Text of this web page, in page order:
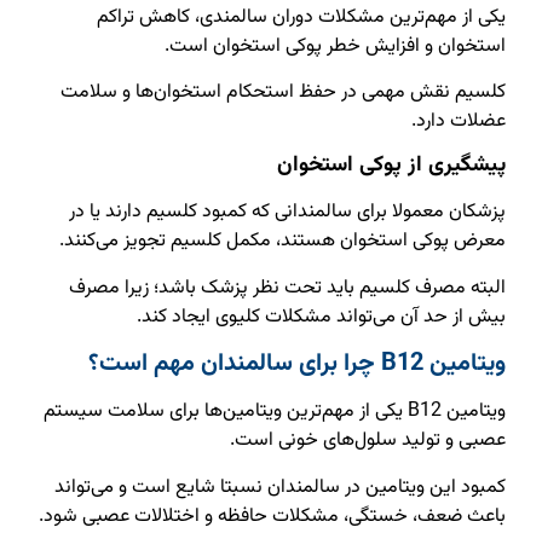
یکی از مهم‌ترین مشکلات دوران سالمندی، کاهش تراکم
استخوان و افزایش خطر پوکی استخوان است.
کلسیم نقش مهمی در حفظ استحکام استخوان‌ها و سلامت
عضلات دارد.
پیشگیری از پوکی استخوان
پزشکان معمولا برای سالمندانی که کمبود کلسیم دارند یا در
معرض پوکی استخوان هستند، مکمل کلسیم تجویز می‌کنند.
البته مصرف کلسیم باید تحت نظر پزشک باشد؛ زیرا مصرف
بیش از حد آن می‌تواند مشکلات کلیوی ایجاد کند.
ویتامین B12 چرا برای سالمندان مهم است؟
ویتامین B12 یکی از مهم‌ترین ویتامین‌ها برای سلامت سیستم
عصبی و تولید سلول‌های خونی است.
کمبود این ویتامین در سالمندان نسبتا شایع است و می‌تواند
باعث ضعف، خستگی، مشکلات حافظه و اختلالات عصبی شود.